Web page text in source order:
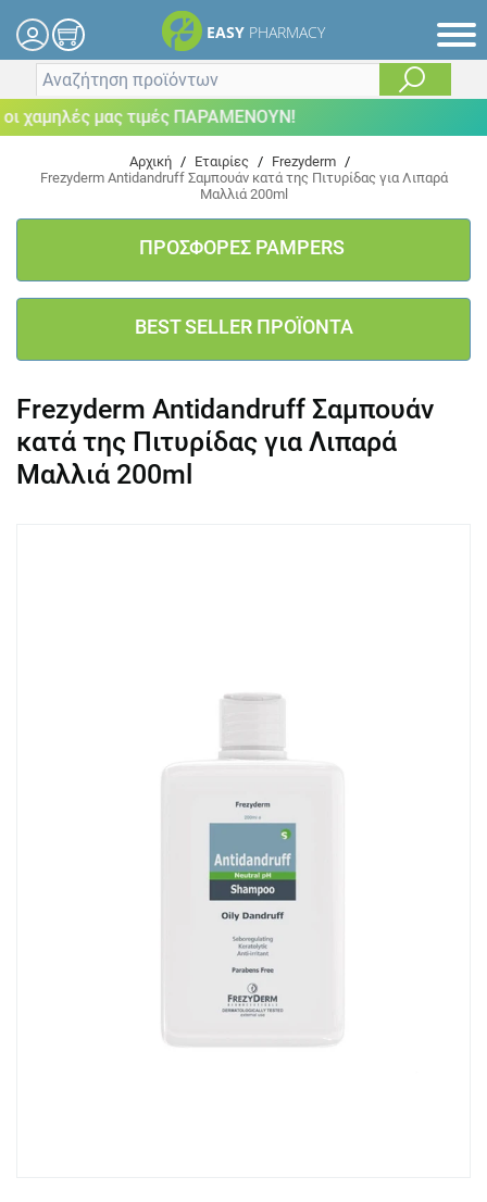
EASY PHARMACY
χαμηλές μας τιμές ΠΑΡΑΜΕΝΟΥΝ!
Αρχική / Εταιρίες / Frezyderm /
Frezyderm Antidandruff Σαμπουάν κατά της Πιτυρίδας για Λιπαρά
Μαλλιά 200ml
ΠΡΟΣΦΟΡΕΣ PAMPERS
BEST SELLER ΠΡΟΪΟΝΤΑ
Frezyderm Antidandruff Σαμπουάν
κατά της Πιτυρίδας για Λιπαρά
Μαλλιά 200ml